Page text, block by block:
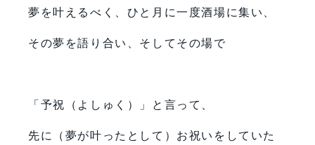
夢を叶えるべく、ひと月に一度酒場に集い、
その夢を語り合い、そしてその場で
「予祝（よしゅく）」と言って、
先に（夢が叶ったとして）お祝いをしていた